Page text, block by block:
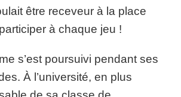
être receveur à la place
à chaque jeu !
s’est poursuivi pendant ses
À l’université, en plus